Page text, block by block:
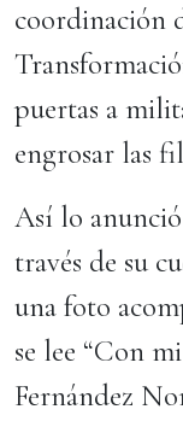
coordinación
puertas a
engrosar las
Así lo
través de su
una foto
se lee “Con
Fernández